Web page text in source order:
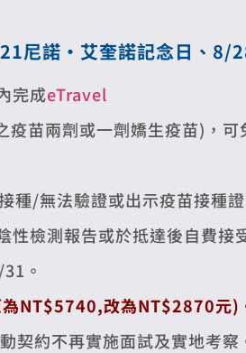
尼諾・艾奎諾記念日、8/
完成eTravel
疫苗兩劑或一劑嬌生疫苗)，
種/無法驗證或出示疫苗接種
檢測報告或於抵達後自費接
。
NT$5740,改為NT$2870元)
契約不再實施面試及實地考察